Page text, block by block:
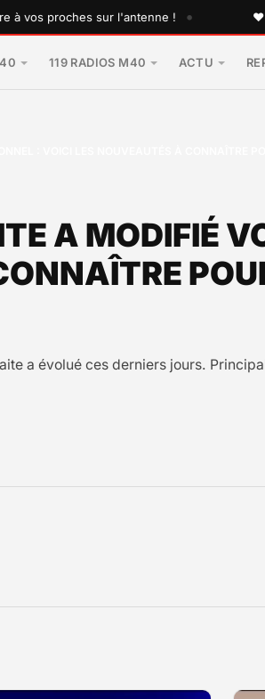
proches sur l'antenne ! • ♥
119 RADIOS M40 ACTU
A MODIFIÉ
a évolué ces derniers jours.